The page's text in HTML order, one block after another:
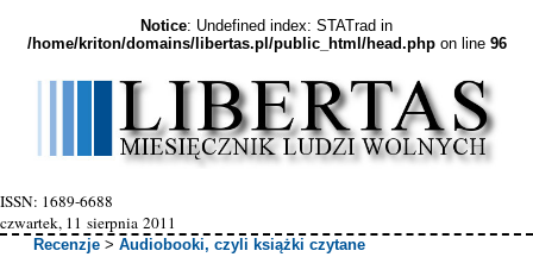
Notice: Undefined index: STATrad in
/home/kriton/domains/libertas.pl/public_html/head.phpon line 96
ISSN: 1689-6688
czwartek, 11 sierpnia 2011
Recenzje >Audiobooki, czyli książki czytane